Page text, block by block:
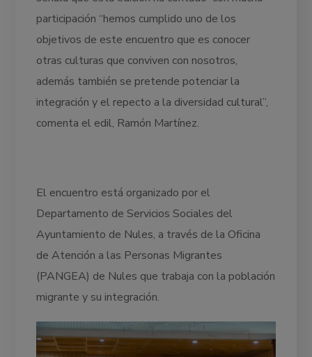
participación “hemos cumplido uno de los
objetivos de este encuentro que es conocer
otras culturas que conviven con nosotros,
además también se pretende potenciar la
integración y el repecto a la diversidad cultural”,
comenta el edil, Ramón Martínez.
El encuentro está organizado por el
Departamento de Servicios Sociales del
Ayuntamiento de Nules, a través de la Oficina
de Atención a las Personas Migrantes
(PANGEA) de Nules que trabaja con la población
migrante y su integración.